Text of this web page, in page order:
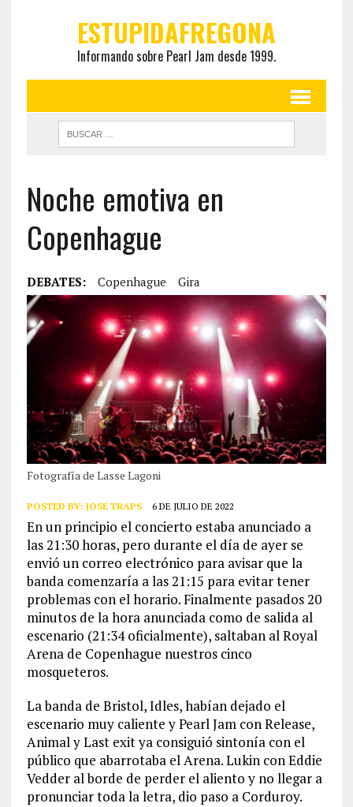
ESTUPIDAFREGONA
Informando sobre Pearl Jam desde 1999.
Noche emotiva en
Copenhague
DEBATES: Copenhague Gira
Fotografía de Lasse Lagoni
POSTED BY: JOSE TRAPS 6 DE JULIO DE 2022
En un principio el concierto estaba anunciado a
las 21:30 horas, pero durante el día de ayer se
envió un correo electrónico para avisar que la
banda comenzaría a las 21:15 para evitar tener
problemas con el horario. Finalmente pasados 20
minutos de la hora anunciada como de salida al
escenario (21:34 oficialmente), saltaban al Royal
Arena de Copenhague nuestros cinco
mosqueteros.
La banda de Bristol, Idles, habían dejado el
escenario muy caliente y Pearl Jam con Release,
Animal y Last exit ya consiguió sintonía con el
público que abarrotaba el Arena. Lukin con Eddie
Vedder al borde de perder el aliento y no llegar a
pronunciar toda la letra, dio paso a Corduroy.